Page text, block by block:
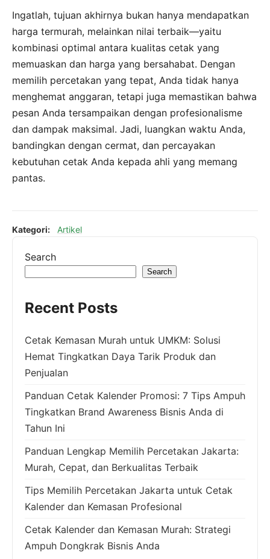
Ingatlah, tujuan akhirnya bukan hanya mendapatkan
harga termurah, melainkan nilai terbaik—yaitu
kombinasi optimal antara kualitas cetak yang
memuaskan dan harga yang bersahabat. Dengan
memilih percetakan yang tepat, Anda tidak hanya
menghemat anggaran, tetapi juga memastikan bahwa
pesan Anda tersampaikan dengan profesionalisme
dan dampak maksimal. Jadi, luangkan waktu Anda,
bandingkan dengan cermat, dan percayakan
kebutuhan cetak Anda kepada ahli yang memang
pantas.
Kategori: Artikel
Search
Search
Recent Posts
Cetak Kemasan Murah untuk UMKM: Solusi
Hemat Tingkatkan Daya Tarik Produk dan
Penjualan
Panduan Cetak Kalender Promosi: 7 Tips Ampuh
Tingkatkan Brand Awareness Bisnis Anda di
Tahun Ini
Panduan Lengkap Memilih Percetakan Jakarta:
Murah, Cepat, dan Berkualitas Terbaik
Tips Memilih Percetakan Jakarta untuk Cetak
Kalender dan Kemasan Profesional
Cetak Kalender dan Kemasan Murah: Strategi
Ampuh Dongkrak Bisnis Anda